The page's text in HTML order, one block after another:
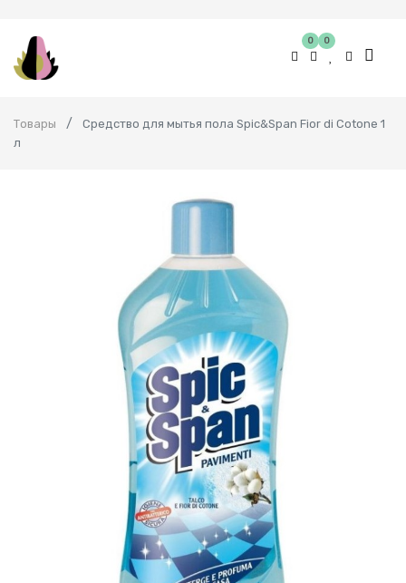
0 0
Товары
Средство для мытья пола Spic&Span Fior di Cotone 1
л